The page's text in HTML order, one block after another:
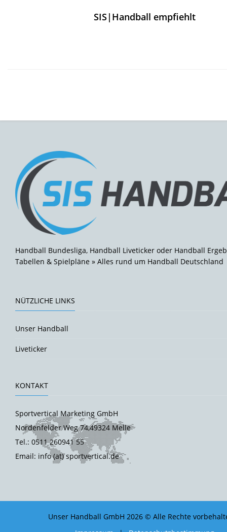
SIS|Handball empfiehlt
Handball Bundesliga, Handball Liveticker oder Handball
Tabellen & Spielpläne » Alles rund um Handball Deutschland
NÜTZLICHE LINKS
Unser Handball
Liveticker
KONTAKT
Sportvertical Marketing GmbH
Nordenfelder Weg 74,49324 Melle
Tel.: 0511 260941 55
Email: info (at) sportvertical.de
Unser Handball GmbH 2026 © Alle Rechte